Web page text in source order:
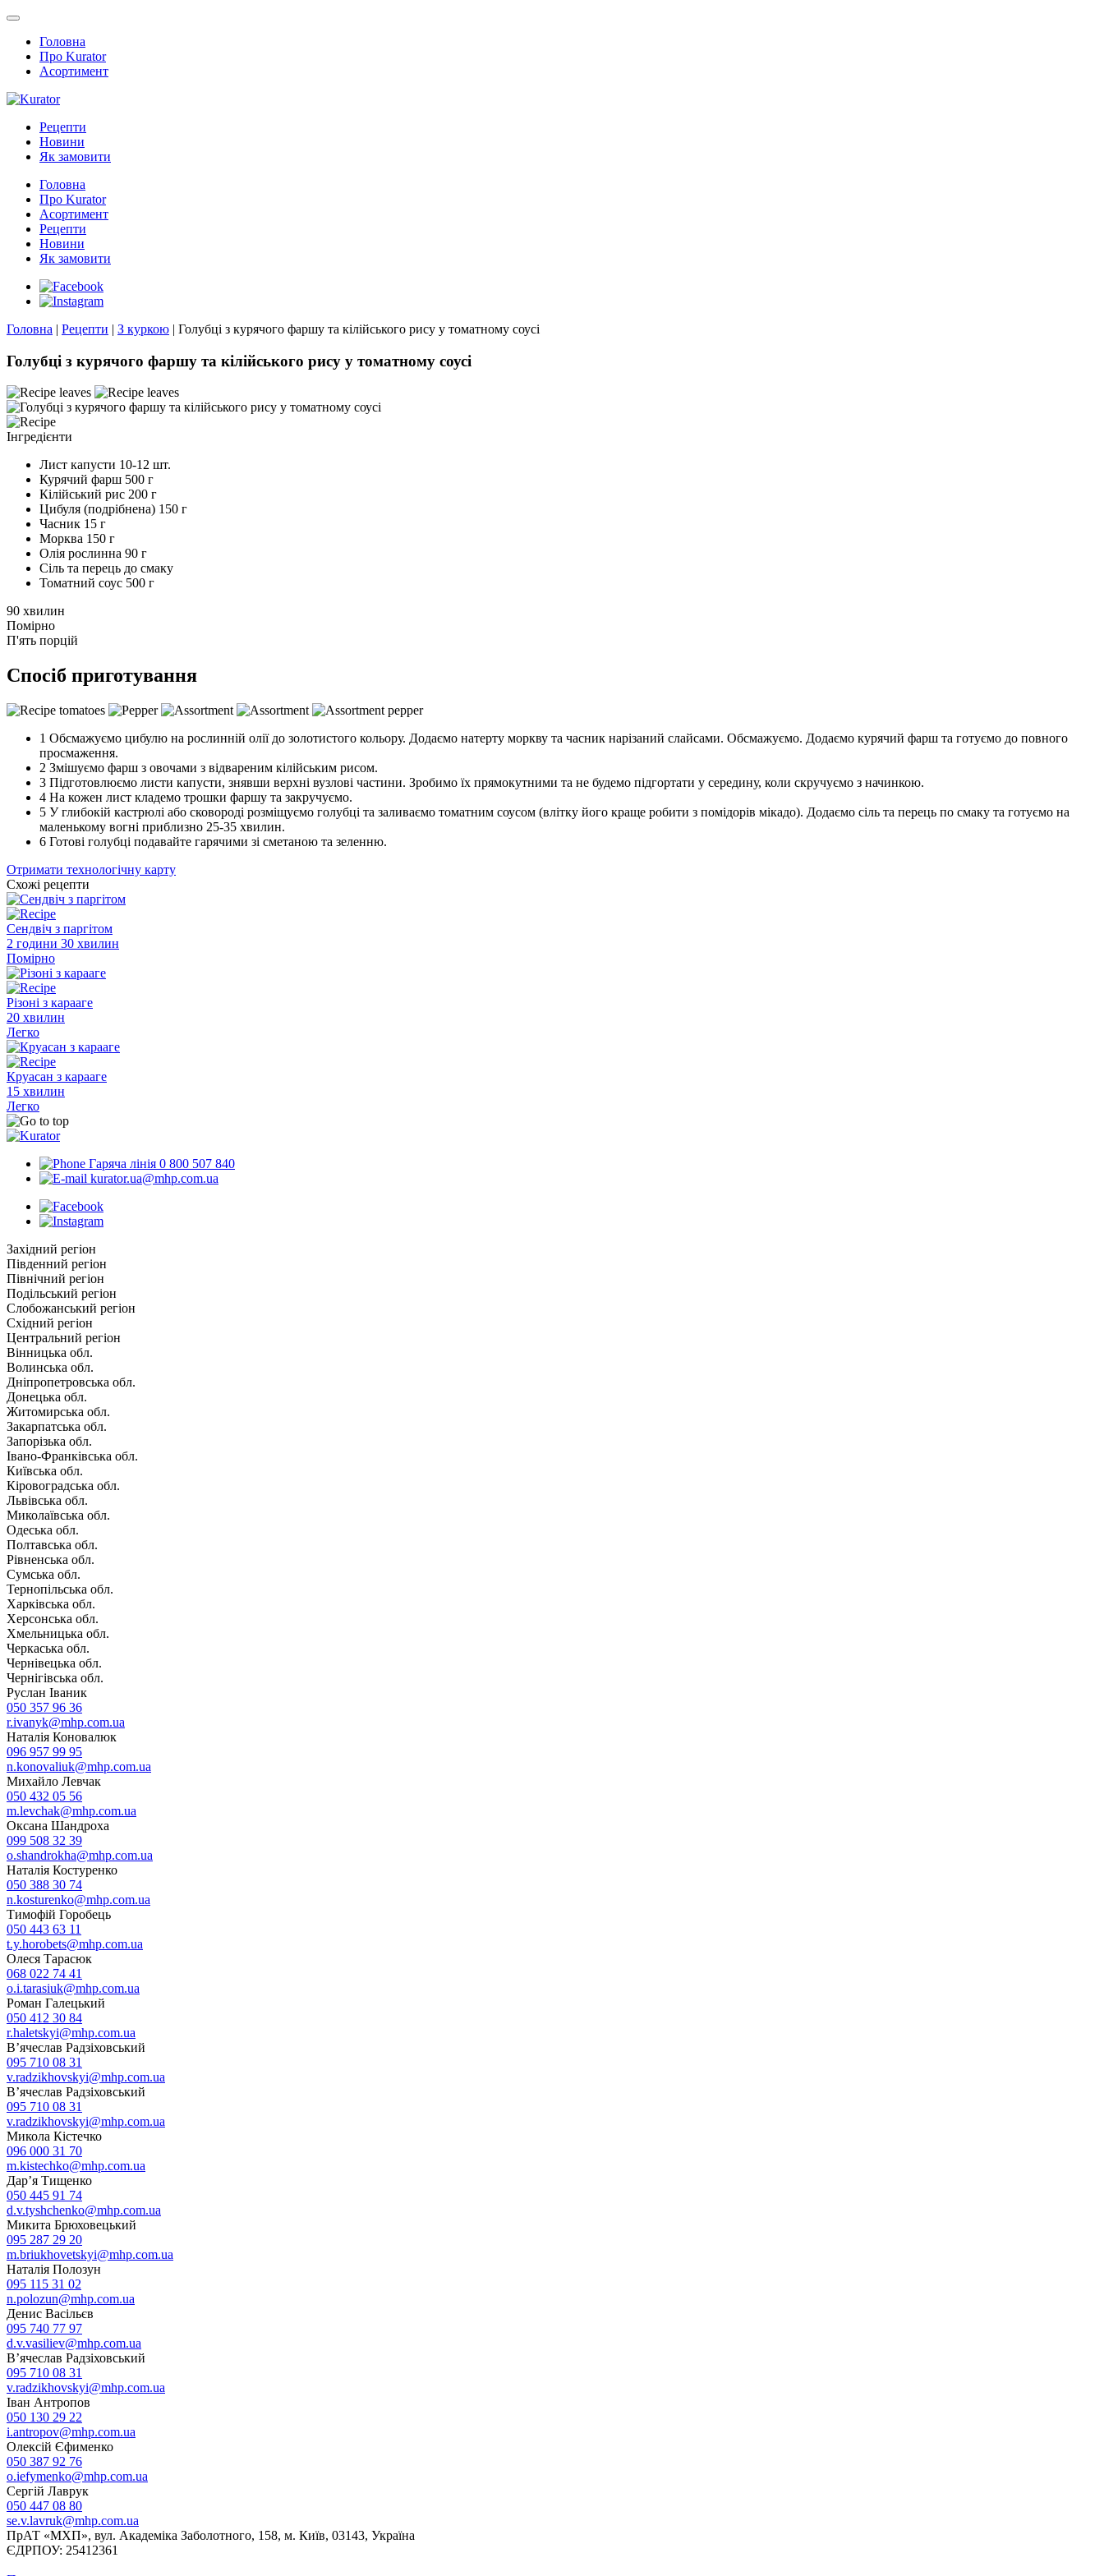
Головна
Про Kurator
Асортимент
Рецепти
Новини
Як замовити
Головна
Про Kurator
Асортимент
Рецепти
Новини
Як замовити
Головна | Рецепти | З куркою | Голубці з курячого фаршу та кілійського рису у томатному соусі
Голубці з курячого фаршу та кілійського рису у томатному соусі
Інгредієнти
Лист капусти 10-12 шт.
Курячий фарш 500 г
Кілійський рис 200 г
Цибуля (подрібнена) 150 г
Часник 15 г
Морква 150 г
Олія рослинна 90 г
Сіль та перець до смаку
Томатний соус 500 г
90 хвилин
Помірно
П'ять порцій
Спосіб приготування
1 Обсмажуємо цибулю на рослинній олії до золотистого кольору. Додаємо натерту моркву та часник нарізаний слайсами. Обсмажуємо. Додаємо курячий фарш та готуємо до повного
просмаження.
2 Змішуємо фарш з овочами з відвареним кілійським рисом.
3 Підготовлюємо листи капусти, знявши верхні вузлові частини. Зробимо їх прямокутними та не будемо підгортати у середину, коли скручуємо з начинкою.
4 На кожен лист кладемо трошки фаршу та закручуємо.
5 У глибокій кастрюлі або сковороді розміщуємо голубці та заливаємо томатним соусом (влітку його краще робити з помідорів мікадо). Додаємо сіль та перець по смаку та готуємо на
маленькому вогні приблизно 25-35 хвилин.
6 Готові голубці подавайте гарячими зі сметаною та зеленню.
Отримати технологічну карту
Схожі рецепти
Сендвіч з паргітом
2 години 30 хвилин
Помірно
Різоні з карааге
20 хвилин
Легко
Круасан з карааге
15 хвилин
Легко
Гаряча лінія 0 800 507 840
kurator.ua@mhp.com.ua
Західний регіон
Південний регіон
Північний регіон
Подільський регіон
Слобожанський регіон
Східний регіон
Центральний регіон
Вінницька обл.
Волинська обл.
Дніпропетровська обл.
Донецька обл.
Житомирська обл.
Закарпатська обл.
Запорізька обл.
Івано-Франківська обл.
Київська обл.
Кіровоградська обл.
Львівська обл.
Миколаївська обл.
Одеська обл.
Полтавська обл.
Рівненська обл.
Сумська обл.
Тернопільська обл.
Харківська обл.
Херсонська обл.
Хмельницька обл.
Черкаська обл.
Чернівецька обл.
Чернігівська обл.
Руслан Іваник
050 357 96 36
r.ivanyk@mhp.com.ua
Наталія Коновалюк
096 957 99 95
n.konovaliuk@mhp.com.ua
Михайло Левчак
050 432 05 56
m.levchak@mhp.com.ua
Оксана Шандроха
099 508 32 39
o.shandrokha@mhp.com.ua
Наталія Костуренко
050 388 30 74
n.kosturenko@mhp.com.ua
Тимофій Горобець
050 443 63 11
t.y.horobets@mhp.com.ua
Олеся Тарасюк
068 022 74 41
o.i.tarasiuk@mhp.com.ua
Роман Галецький
050 412 30 84
r.haletskyi@mhp.com.ua
В’ячеслав Радзіховський
095 710 08 31
v.radzikhovskyi@mhp.com.ua
В’ячеслав Радзіховський
095 710 08 31
v.radzikhovskyi@mhp.com.ua
Микола Кістечко
096 000 31 70
m.kistechko@mhp.com.ua
Дар’я Тищенко
050 445 91 74
d.v.tyshchenko@mhp.com.ua
Микита Брюховецький
095 287 29 20
m.briukhovetskyi@mhp.com.ua
Наталія Полозун
095 115 31 02
n.polozun@mhp.com.ua
Денис Васільєв
095 740 77 97
d.v.vasiliev@mhp.com.ua
В’ячеслав Радзіховський
095 710 08 31
v.radzikhovskyi@mhp.com.ua
Іван Антропов
050 130 29 22
i.antropov@mhp.com.ua
Олексій Єфименко
050 387 92 76
o.iefymenko@mhp.com.ua
Сергій Лаврук
050 447 08 80
se.v.lavruk@mhp.com.ua
ПрАТ «МХП», вул. Академіка Заболотного, 158, м. Київ, 03143, Україна
ЄДРПОУ: 25412361